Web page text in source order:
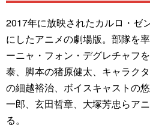
2017年に放映されたカルロ・ゼ
にしたアニメの劇場版。部隊を
ーニャ・フォン・デグレチャフ
泰、脚本の猪原健太、キャラク
の細越裕治、ボイスキャストの
一郎、玄田哲章、大塚芳忠らア
る。